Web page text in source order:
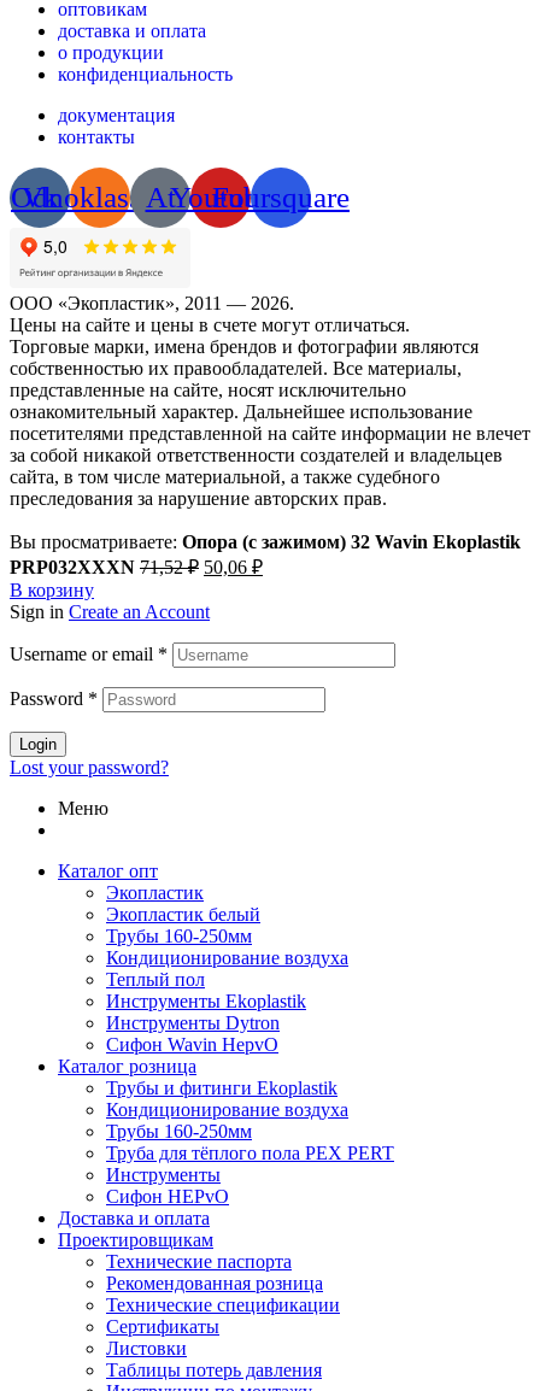
оптовикам
доставка и оплата
о продукции
конфиденциальность
документация
контакты
Vk
Odnoklassniki
AtYoutube
Foursquare
ООО «Экопластик», 2011 — 2026.
Цены на сайте и цены в счете могут отличаться.
Торговые марки, имена брендов и фотографии являются
собственностью их правообладателей. Все материалы,
представленные на сайте, носят исключительно
ознакомительный характер. Дальнейшее использование
посетителями представленной на сайте информации не влечет
за собой никакой ответственности создателей и владельцев
сайта, в том числе материальной, а также судебного
преследования за нарушение авторских прав.
Вы просматриваете: Опора (с зажимом) 32 Wavin Ekoplastik
PRP032XXXN 71,52₽ Первоначальная
составляла
50,06 ₽Текущая
В корзину
Sign in Create an Account
Username or email *
Password *
Login
Lost your password?
Меню
Каталог опт
Экопластик
Экопластик белый
Трубы 160-250мм
Кондиционирование воздуха
Теплый пол
Инструменты Ekoplastik
Инструменты Dytron
Сифон Wavin HepvO
Каталог розница
Трубы и фитинги Ekoplastik
Кондиционирование воздуха
Трубы 160-250мм
Труба для тёплого пола PEX PERT
Инструменты
Сифон HEPvO
Доставка и оплата
Проектировщикам
Технические паспорта
Рекомендованная розница
Технические спецификации
Сертификаты
Листовки
Таблицы потерь давления